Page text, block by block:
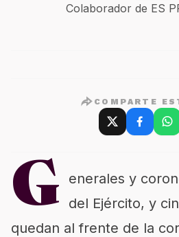
Colaborador de ES
COMPARTE
G
enerales y
del Ejército, y
quedan al frente de la